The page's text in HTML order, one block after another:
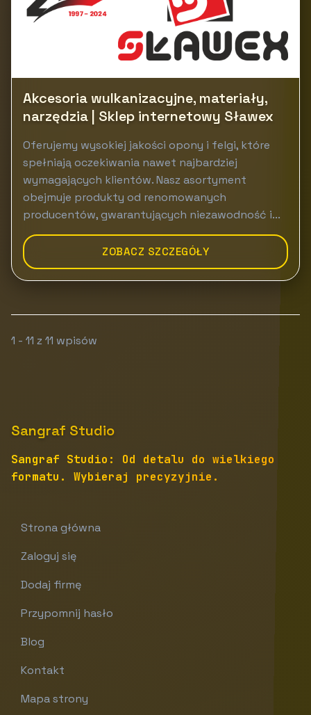
Akcesoria wulkanizacyjne, materiały,
narzędzia | Sklep internetowy Sławex
Oferujemy wysokiej jakości opony i felgi, które
spełniają oczekiwania nawet najbardziej
wymagających klientów. Nasz asortyment
obejmuje produkty od renomowanych
producentów, gwarantujących niezawodność i...
ZOBACZ SZCZEGÓŁY
1 - 11 z 11 wpisów
Sangraf Studio
Sangraf Studio: Od detalu do wielkiego
formatu. Wybieraj precyzyjnie.
Strona główna
Zaloguj się
Dodaj firmę
Przypomnij hasło
Blog
Kontakt
Mapa strony